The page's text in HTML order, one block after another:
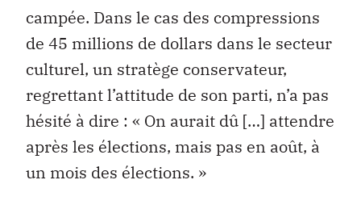
campée. Dans le cas des compressions
de 45 millions de dollars dans le secteur
culturel, un stratège conservateur,
regrettant l’attitude de son parti, n’a pas
hésité à dire : « On aurait dû […] attendre
après les élections, mais pas en août, à
un mois des élections. »